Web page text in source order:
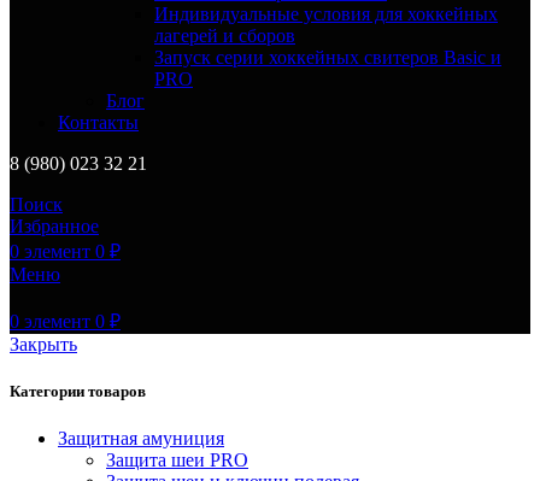
Индивидуальные условия для хоккейных
лагерей и сборов
Запуск серии хоккейных свитеров Basic и
PRO
Блог
Контакты
8 (980) 023 32 21
Поиск
Избранное
0 элемент 0 ₽
Меню
0 элемент 0 ₽
Закрыть
Категории товаров
Защитная амуниция
Защита шеи PRO